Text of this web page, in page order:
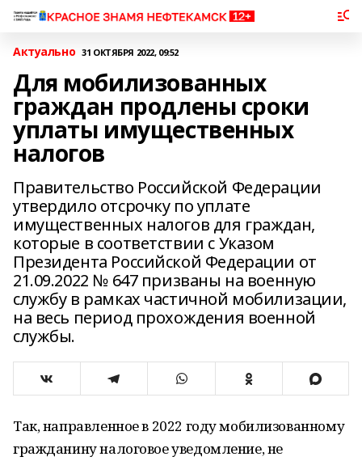
Актуально 31 ОКТЯБРЯ 2022, 09:52
Для мобилизованных
граждан продлены сроки
уплаты имущественных
налогов
Правительство Российской Федерации
утвердило отсрочку по уплате
имущественных налогов для граждан,
которые в соответствии с Указом
Президента Российской Федерации от
21.09.2022 № 647 призваны на военную
службу в рамках частичной мобилизации,
на весь период прохождения военной
службы.
Так, направленное в 2022 году мобилизованному
гражданину налоговое уведомление, не